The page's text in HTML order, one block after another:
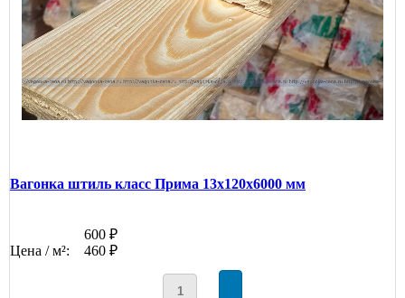
Вагонка штиль класс Прима 13x120x6000 мм
600 ₽
Цена / м²:
460 ₽